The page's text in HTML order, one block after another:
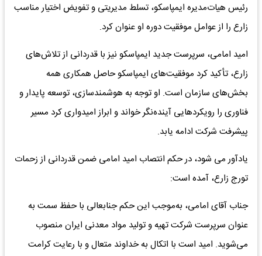
رئیس هیات‌مدیره ایمپاسکو، تسلط مدیریتی و تفویض اختیار مناسب
زارع را از عوامل موفقیت دوره او عنوان کرد.
امید امامی، سرپرست جدید ایمپاسکو نیز با قدردانی از تلاش‌های
زارع، تأکید کرد موفقیت‌های ایمپاسکو حاصل همکاری همه
بخش‌های سازمان است. او توجه به هوشمندسازی، توسعه پایدار و
فناوری را رویکردهایی آینده‌نگر خواند و ابراز امیدواری کرد مسیر
پیشرفت شرکت ادامه یابد.
یادآور می شود، در حکم انتصاب امید امامی ضمن قدردانی از زحمات
تورج زارع، آمده است:
جناب آقای امامی، به‌موجب این حکم جنابعالی با حفظ سمت به
عنوان سرپرست شرکت تهیه و تولید مواد معدنی ایران منصوب
می‌شوید. امید است با اتکال به خداوند متعال و با رعایت کرامت